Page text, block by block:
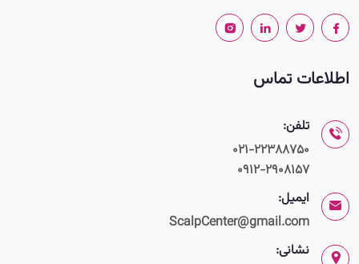
اطلاعات تماس
تلفن:
021-22388750
0912-2908157
ایمیل:
ScalpCenter@gmail.com
نشانی: